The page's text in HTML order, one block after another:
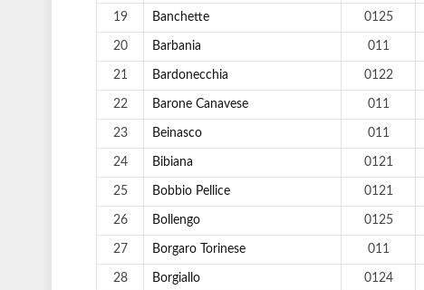
19 Banchette 0125
20 Barbania 011
21 Bardonecchia 0122
22 Barone Canavese 011
23 Beinasco 011
24 Bibiana 0121
25 Bobbio Pellice 0121
26 Bollengo 0125
27 Borgaro Torinese 011
28 Borgiallo 0124